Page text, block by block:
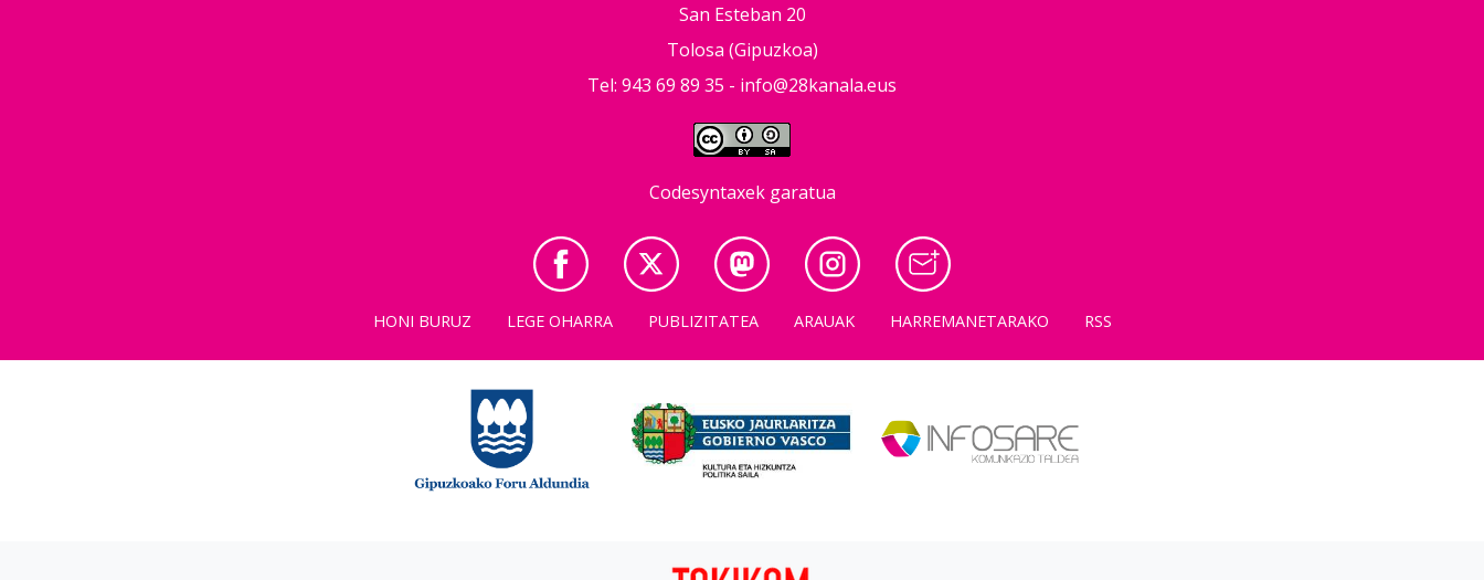
San Esteban 20
Tolosa (Gipuzkoa)
Tel: 943 69 89 35 - info@28kanala.eus
Codesyntaxek garatua
HONI BURUZ LEGE OHARRA PUBLIZITATEA ARAUAK HARREMANETARAKO RSS